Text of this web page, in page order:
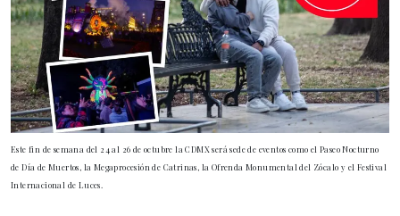
Este fin de semana del 24 al 26 de octubre la CDMX será sede de eventos como el Paseo Nocturno
de Día de Muertos, la Megaprocesión de Catrinas, la Ofrenda Monumental del Zócalo y el Festival
Internacional de Luces.